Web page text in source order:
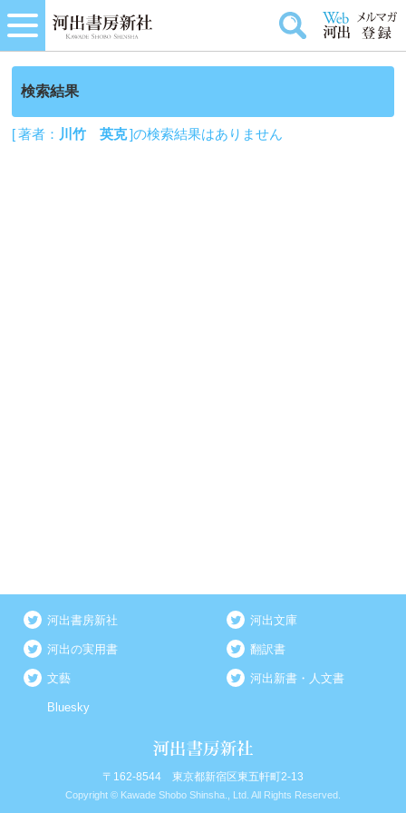
検索結果
[ 著者： 川竹 英克]の検索結果はありません
河出書房新社 河出文庫
河出の実用書 翻訳書
文藝 河出新書・人文書
Bluesky
〒162-8544 東京都新宿区東五軒町2-13
Copyright © Kawade Shobo Shinsha., Ltd. All Rights Reserved.